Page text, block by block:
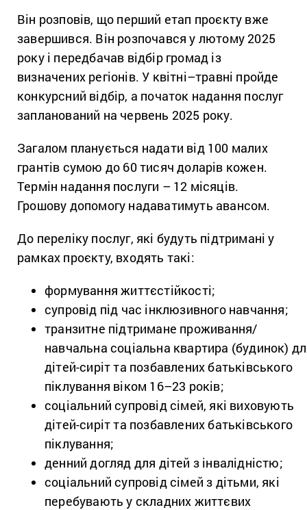
Він розповів, що перший етап проєкту вже
завершився. Він розпочався у лютому 2025
року і передбачав відбір громад із
визначених регіонів. У квітні–травні пройде
конкурсний відбір, а початок надання послуг
запланований на червень 2025 року.
Загалом планується надати від 100 малих
грантів сумою до 60 тисяч доларів кожен.
Термін надання послуги – 12 місяців.
Грошову допомогу надаватимуть авансом.
До переліку послуг, які будуть підтримані у
рамках проєкту, входять такі:
формування життєстійкості;
супровід під час інклюзивного навчання;
транзитне підтримане проживання/
навчальна соціальна квартира (будинок)
дітей-сиріт та позбавлених батьківського
піклування віком 16–23 років;
соціальний супровід сімей, які виховують
дітей-сиріт та позбавлених батьківського
піклування;
денний догляд для дітей з інвалідністю;
соціальний супровід сімей з дітьми, які
перебувають у складних життєвих